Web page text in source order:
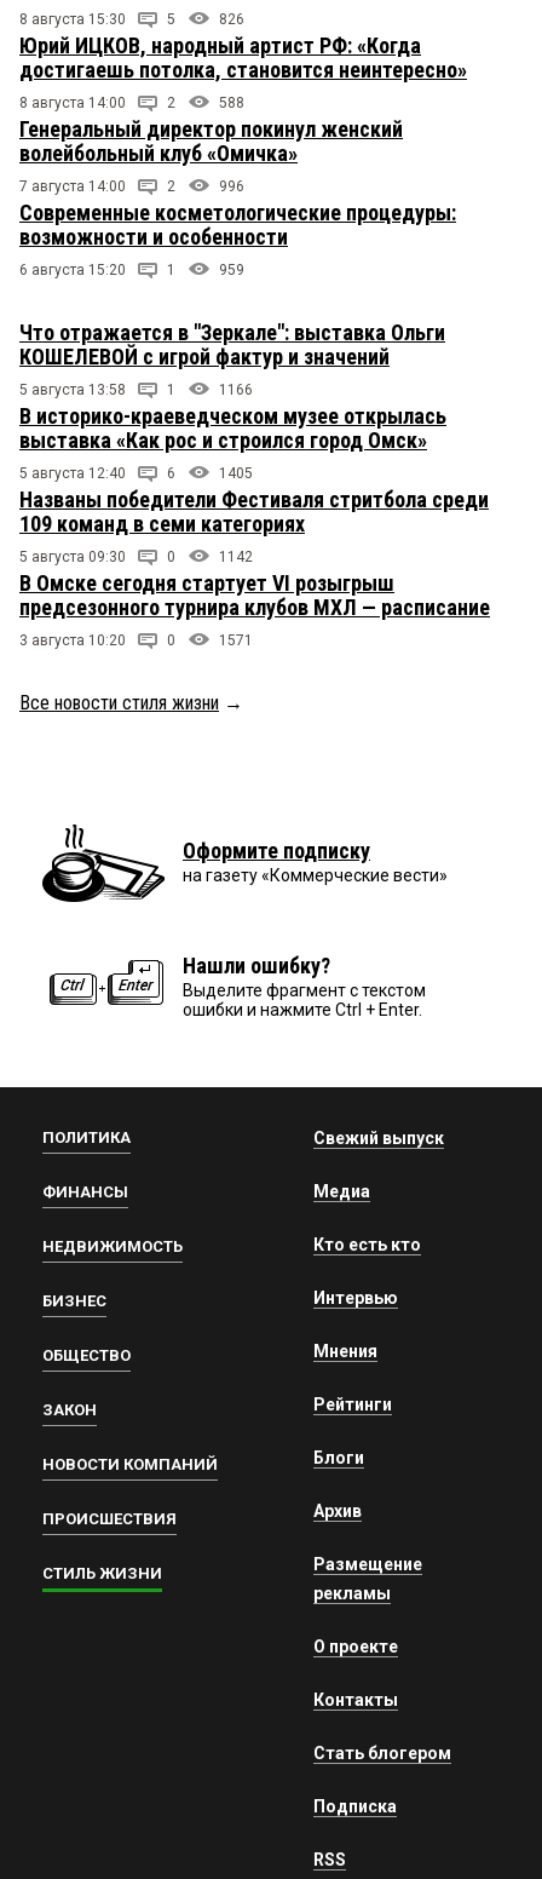
8 августа 15:30 5 826
Юрий ИЦКОВ, народный артист РФ: «Когда
достигаешь потолка, становится неинтересно»
8 августа 14:00 2 588
Генеральный директор покинул женский
волейбольный клуб «Омичка»
7 августа 14:00 2 996
Современные косметологические процедуры:
возможности и особенности
6 августа 15:20 1 959
Что отражается в "Зеркале": выставка Ольги
КОШЕЛЕВОЙ с игрой фактур и значений
5 августа 13:58 1 1166
В историко-краеведческом музее открылась
выставка «Как рос и строился город Омск»
5 августа 12:40 6 1405
Названы победители Фестиваля стритбола среди
109 команд в семи категориях
5 августа 09:30 0 1142
В Омске сегодня стартует VI розыгрыш
предсезонного турнира клубов МХЛ — расписание
3 августа 10:20 0 1571
Все новости стиля жизни →
Оформите подписку
на газету «Коммерческие вести»
Нашли ошибку?
Выделите фрагмент с текстом
ошибки и нажмите Ctrl + Enter.
ПОЛИТИКА
ФИНАНСЫ
НЕДВИЖИМОСТЬ
БИЗНЕС
ОБЩЕСТВО
ЗАКОН
НОВОСТИ КОМПАНИЙ
ПРОИСШЕСТВИЯ
СТИЛЬ ЖИЗНИ
Свежий выпуск
Медиа
Кто есть кто
Интервью
Мнения
Рейтинги
Блоги
Архив
Размещение
рекламы
О проекте
Контакты
Стать блогером
Подписка
RSS